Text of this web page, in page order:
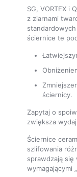
SG, VORTEX i
z ziarnami
ściernice te
ściernicy.
Zapytaj o
zwiększa
Ściernice
szlifowania
sprawdzają się
wymagającymi